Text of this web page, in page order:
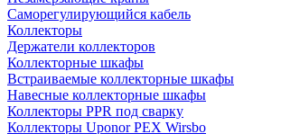
Саморегулирующийся кабель
Коллекторы
Держатели коллекторов
Коллекторные шкафы
Встраиваемые коллекторные шкафы
Навесные коллекторные шкафы
Коллекторы PPR под сварку
Коллекторы Uponor PEX Wirsbo